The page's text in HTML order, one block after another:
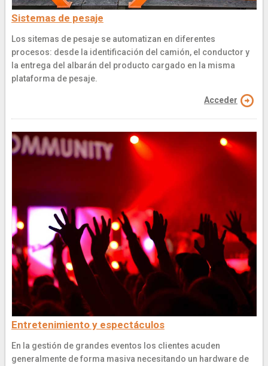
Sistemas de pesaje
Los sitemas de pesaje se automatizan en diferentes
procesos: desde la identificación del camión, el conductor y
la entrega del albarán del producto cargado en la misma
plataforma de pesaje.
Acceder
Entretenimiento y espectáculos
En la gestión de grandes eventos los clientes acuden
generalmente de forma masiva necesitando un hardware de